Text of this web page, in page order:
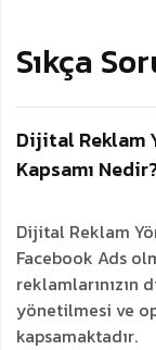
Sıkça
Dijital Reklam
Kapsamı
Dijital Reklam
Facebook Ads
reklamlarınızın
yönetilmesi ve
kapsamaktadır.